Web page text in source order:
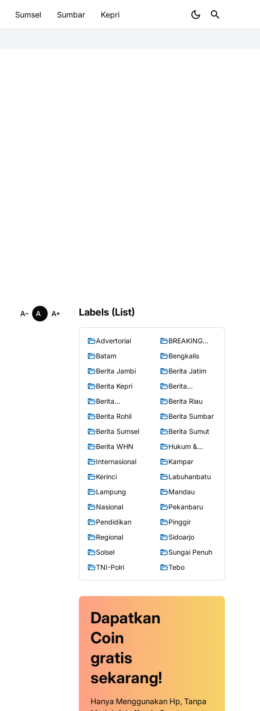
Sumsel Sumbar Kepri
Labels (List)
Advertorial
BREAKING
Batam
Bengkalis
Berita Jambi
Berita Jatim
Berita Kepri
Berita
Berita
Berita Riau
Berita Rohil
Berita Sumbar
Berita Sumsel
Berita Sumut
Berita WHN
Hukum &
Internasional
Kampar
Kerinci
Labuhanbatu
Lampung
Mandau
Nasional
Pekanbaru
Pendidikan
Pinggir
Regional
Sidoarjo
Solsel
Sungai Penuh
TNI-Polri
Tebo
Dapatkan
Coin
gratis
sekarang!
Hanya Menggunakan Hp, Tanpa